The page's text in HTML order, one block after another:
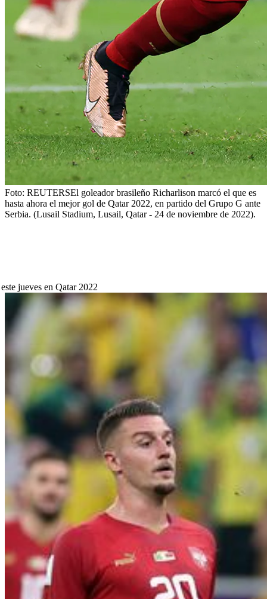
Foto: REUTERSEl goleador brasileño Richarlison marcó el que es
hasta ahora el mejor gol de Qatar 2022, en partido del Grupo G ante
Serbia. (Lusail Stadium, Lusail, Qatar - 24 de noviembre de 2022).
jueves en Qatar 2022